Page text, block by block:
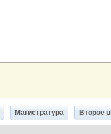
Магистратура Второе